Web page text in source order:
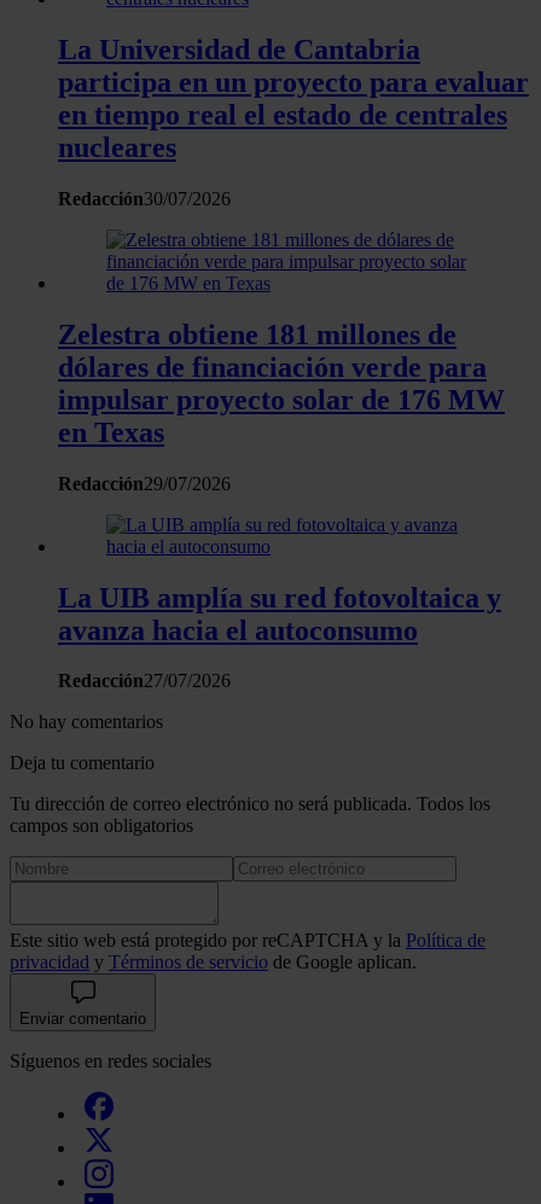
analizar el tráfico. Además, compartimos información sobre
uso que haga del sitio web con nuestros partners de redes
sociales, publicidad y análisis web, quienes pueden
con otra información que les haya proporcionado o que
recopilado a partir del uso que haya hecho de sus servicios.
La Universidad de Cantabria
participa en un proyecto para evaluar
en tiempo real el estado de centrales
nucleares
Redacción30/07/2026
Zelestra obtiene 181 millones de
dólares de financiación verde para
impulsar proyecto solar de 176 MW
en Texas
Redacción29/07/2026
La UIB amplía su red fotovoltaica y
avanza hacia el autoconsumo
Redacción27/07/2026
No hay comentarios
Deja tu comentario
Tu dirección de correo electrónico no será publicada. Todos los
campos son obligatorios
Este sitio web está protegido por reCAPTCHA y la Política de
privacidad y Términos de servicio de Google aplican.
Enviar comentario
Síguenos en redes sociales